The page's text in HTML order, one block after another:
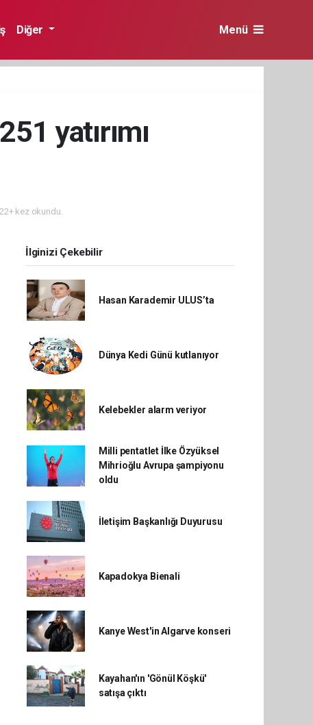
Diğer Menü
yatırımı
kez okundu.
İlginizi Çekebilir
Hasan Karademir ULUS’ta
Dünya Kedi Günü kutlanıyor
Kelebekler alarm veriyor
Milli pentatlet İlke Özyüksel
Mihrioğlu Avrupa şampiyonu
oldu
İletişim Başkanlığı Duyurusu
Kapadokya Bienali
Kanye West'in Algarve konseri
Kayahan'ın 'Gönül Köşkü'
satışa çıktı